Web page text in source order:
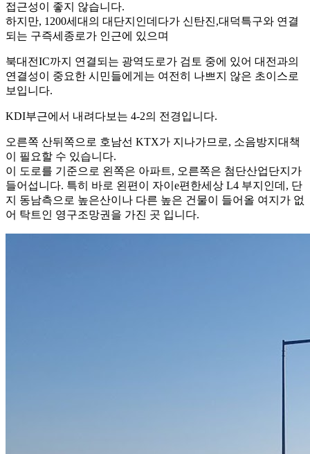
접근성이 좋지 않습니다.
하지만, 1200세대의 대단지인데다가 신탄진,대덕특구와 연결
되는 구즉세종로가 인근에 있으며
북대전IC까지 연결되는 광역도로가 검토 중에 있어 대전과의
연결성이 중요한 시민들에게는 여전히 나쁘지 않은 초이스로
보입니다.
KDI부근에서 내려다보는 4-2의 전경입니다.
오른쪽 산뒤쪽으로 호남선 KTX가 지나가므로, 소음방지대책
이 필요할 수 있습니다.
이 도로를 기준으로 왼쪽은 아파트, 오른쪽은 첨단산업단지가
들어섭니다. 특히 바로 왼편이 자이e편한세상 L4 부지인데, 단
지 동남측으로 높은산이나 다른 높은 건물이 들어올 여지가 없
어 탁트인 영구조망권을 가진 곳 입니다.